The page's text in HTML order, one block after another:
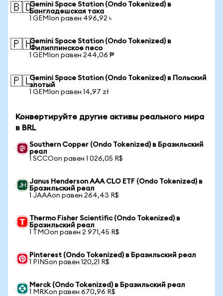
🇧🇩Gemini Space Station (Ondo Tokenized) в
Бангладешская така
1 GEMIon равен 496,92 ৳
🇵🇭Gemini Space Station (Ondo Tokenized) в
Филиппинское песо
1 GEMIon равен 244,06 ₱
🇵🇱Gemini Space Station (Ondo Tokenized) в Польский
злотый
1 GEMIon равен 14,97 zł
Конвертируйте другие активы реального мира
в BRL
Southern Copper (Ondo Tokenized) в Бразильский
реал
1 SCCOon равен 1 026,05 R$
Janus Henderson AAA CLO ETF (Ondo Tokenized) в
Бразильский реал
1 JAAAon равен 264,43 R$
Thermo Fisher Scientific (Ondo Tokenized) в
Бразильский реал
1 TMOon равен 2 971,45 R$
Pinterest (Ondo Tokenized) в Бразильский реал
1 PINSon равен 120,21 R$
Merck (Ondo Tokenized) в Бразильский реал
1 MRKon равен 670,96 R$